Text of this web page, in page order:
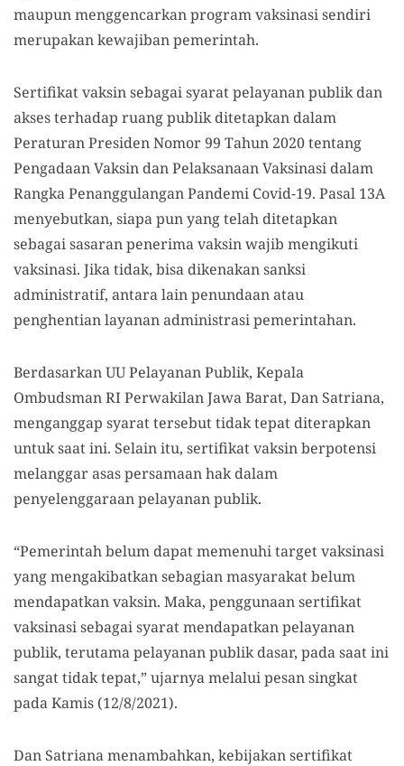
maupun menggencarkan program vaksinasi sendiri
merupakan kewajiban pemerintah.
Sertifikat vaksin sebagai syarat pelayanan publik dan
akses terhadap ruang publik ditetapkan dalam
Peraturan Presiden Nomor 99 Tahun 2020 tentang
Pengadaan Vaksin dan Pelaksanaan Vaksinasi dalam
Rangka Penanggulangan Pandemi Covid-19. Pasal 13A
menyebutkan, siapa pun yang telah ditetapkan
sebagai sasaran penerima vaksin wajib mengikuti
vaksinasi. Jika tidak, bisa dikenakan sanksi
administratif, antara lain penundaan atau
penghentian layanan administrasi pemerintahan.
Berdasarkan UU Pelayanan Publik, Kepala
Ombudsman RI Perwakilan Jawa Barat, Dan Satriana,
menganggap syarat tersebut tidak tepat diterapkan
untuk saat ini. Selain itu, sertifikat vaksin berpotensi
melanggar asas persamaan hak dalam
penyelenggaraan pelayanan publik.
“Pemerintah belum dapat memenuhi target vaksinasi
yang mengakibatkan sebagian masyarakat belum
mendapatkan vaksin. Maka, penggunaan sertifikat
vaksinasi sebagai syarat mendapatkan pelayanan
publik, terutama pelayanan publik dasar, pada saat ini
sangat tidak tepat,” ujarnya melalui pesan singkat
pada Kamis (12/8/2021).
Dan Satriana menambahkan, kebijakan sertifikat